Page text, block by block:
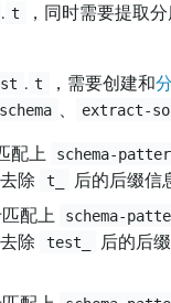
. t
，同时需要提取
. t ，需要创建和
extract-
配上 schema-
除 t_ 后的后缀信
匹配上 schema-
除 test_ 后的后